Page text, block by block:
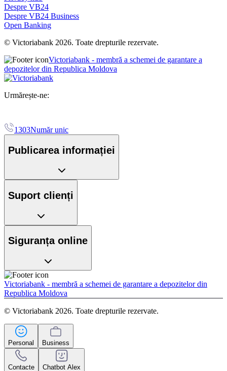
Despre VB24
Despre VB24 Business
Open Banking
© Victoriabank 2026. Toate drepturile rezervate.
Victoriabank - membră a schemei de garantare a
depozitelor din Republica Moldova
Urmărește-ne:
1303Număr unic
Publicarea informației
Suport clienți
Siguranța online
Victoriabank - membră a schemei de garantare a depozitelor din
Republica Moldova
© Victoriabank 2026. Toate drepturile rezervate.
Personal Business
Contacte Chatbot Alex